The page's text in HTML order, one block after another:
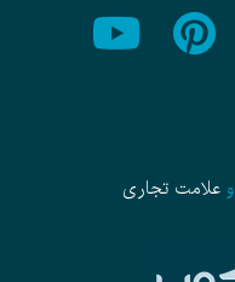
وعلامت تجاری